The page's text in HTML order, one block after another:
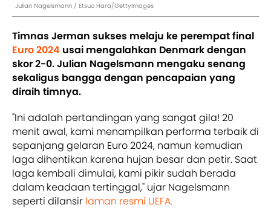
Julian Nagelsmann / Etsuo Hara/GettyImages
Timnas Jerman sukses melaju ke perempat final
Euro 2024 usai mengalahkan Denmark dengan
skor 2-0. Julian Nagelsmann mengaku senang
sekaligus bangga dengan pencapaian yang
diraih timnya.
"Ini adalah pertandingan yang sangat gila! 20
menit awal, kami menampilkan performa terbaik di
sepanjang gelaran Euro 2024, namun kemudian
laga dihentikan karena hujan besar dan petir. Saat
laga kembali dimulai, kami pikir sudah berada
dalam keadaan tertinggal," ujar Nagelsmann
seperti dilansir laman resmi UEFA.